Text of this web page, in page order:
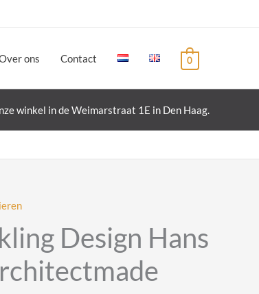
ons Contact 0
winkel in de Weimarstraat 1E in Den Haag.
Design Hans